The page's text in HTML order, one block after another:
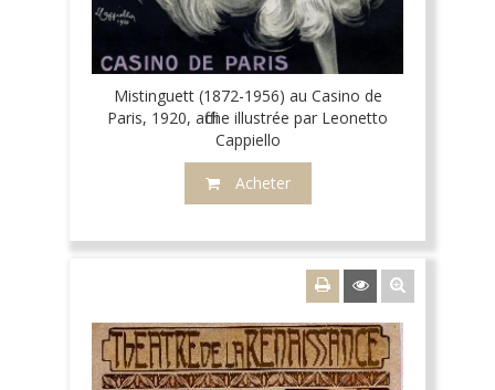
Mistinguett (1872-1956) au Casino de
Paris, 1920, affiche illustrée par Leonetto
Cappiello
Acheter